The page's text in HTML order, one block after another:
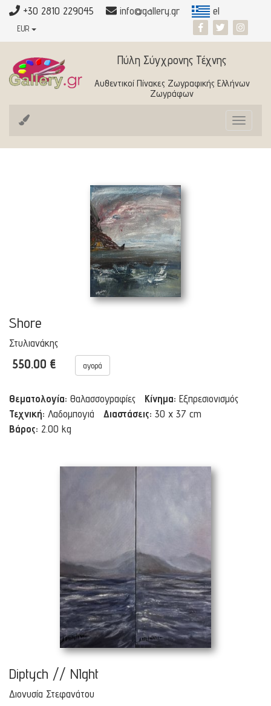
+30 2810 229045 info@gallery.gr el
EUR
Πύλη Σύγχρονης Τέχνης
Αυθεντικοί Πίνακες Ζωγραφικής Ελλήνων
Ζωγράφων
Toggle
Shore
Στυλιανάκης
550.00 € αγορά
Θεματολογία: Θαλασσογραφίες Κίνημα: Εξπρεσιονισμός
Τεχνική: Λαδομπογιά Διαστάσεις: 30 x 37 cm
Βάρος: 2.00 kg
Diptych // NIght
Διονυσία Στεφανάτου